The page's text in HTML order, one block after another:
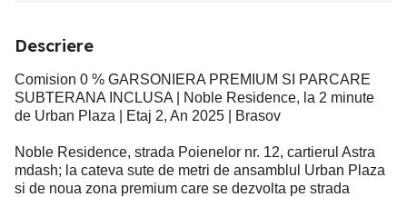
Descriere
Comision 0 % GARSONIERA PREMIUM SI PARCARE
SUBTERANA INCLUSA | Noble Residence, la 2 minute
de Urban Plaza | Etaj 2, An 2025 | Brasov
Noble Residence, strada Poienelor nr. 12, cartierul Astra
mdash; la cateva sute de metri de ansamblul Urban Plaza
si de noua zona premium care se dezvolta pe strada